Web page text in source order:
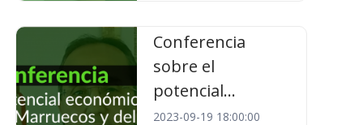
Conferencia
sobre el
potencial...
2023-09-19 18:00:00